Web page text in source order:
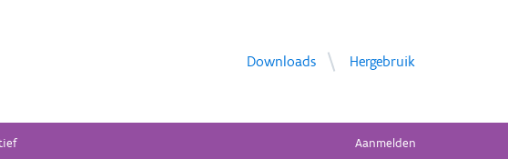
Downloads Hergebruik
Aanmelden